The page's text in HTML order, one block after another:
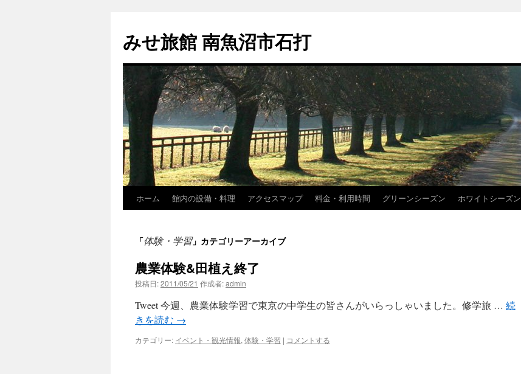
テ
ン
ス
キ
ッ
プ
みせ旅館 南魚沼市石打
ホーム 館内の設備・料理 アクセスマップ 料金・利用時間 グリーンシーズン ホワイトシーズン
「体験・学習」カテゴリーアーカイブ
農業体験&田植え終了
投稿日:2011/05/21 作成者:admin
Tweet 今週、農業体験学習で東京の中学生の皆さんがいらっしゃいました。修学旅 … 続
きを読む →
カテゴリー: イベント・観光情報, 体験・学習 | コメントする